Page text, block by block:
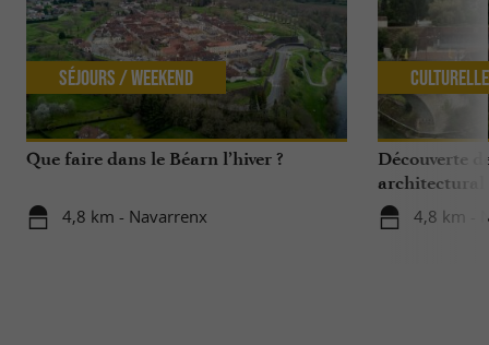
Que faire dans le Béarn l’hiver ?
4,8 km - Navarrenx
Séjours / Weekend
Découverte
architectural
4,8 km -
Culturelle